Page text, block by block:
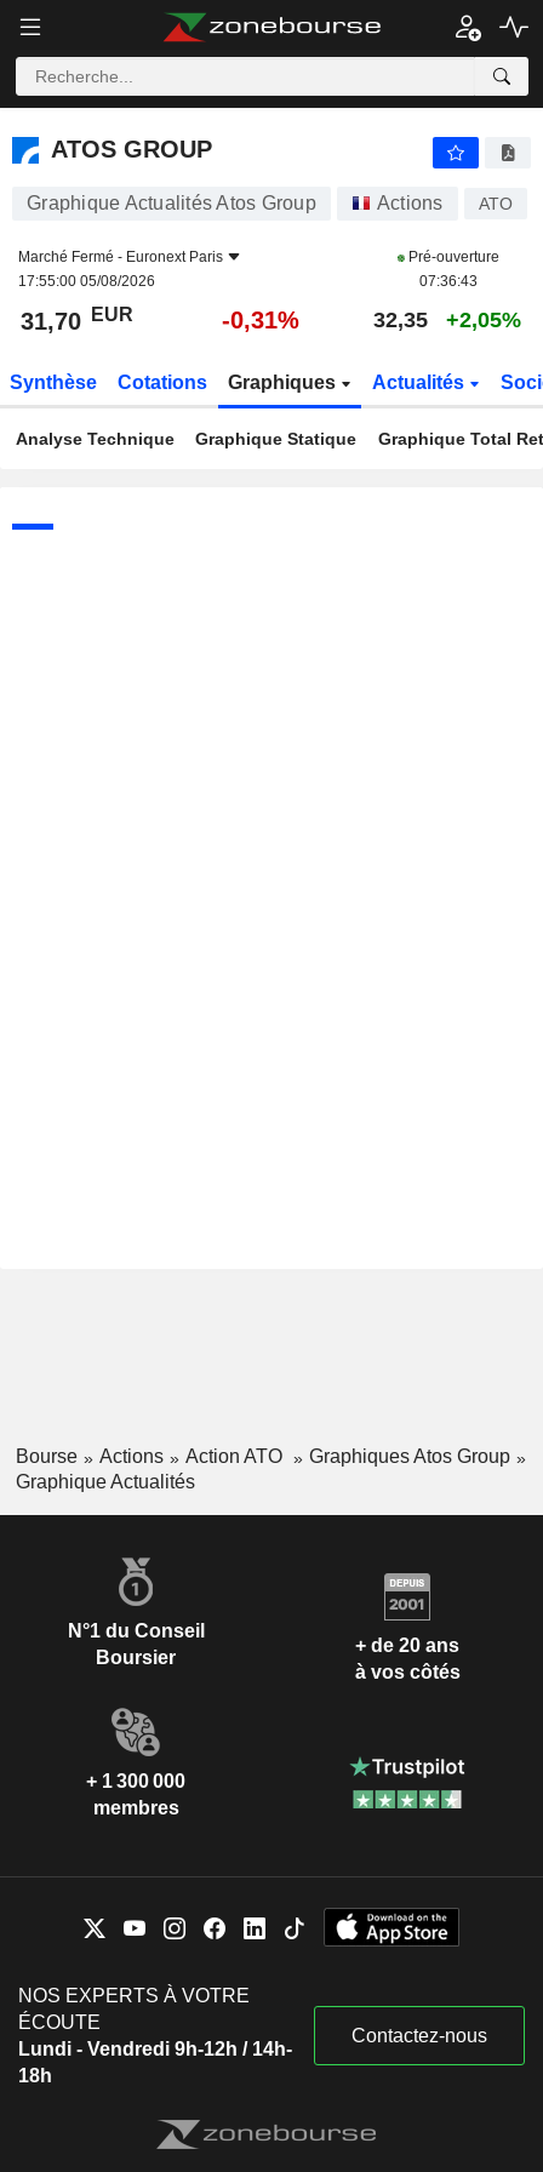
ATOS GROUP
ATOS GROUP
Graphique Actualités Atos Group Actions ATO
Marché Fermé - Euronext Paris
17:55:00 05/08/2026
Pré-ouverture
07:36:43
31,70 EUR -0,31% 32,35 +2,05%
Synthèse Cotations Graphiques Actualités
Analyse Technique Graphique Statique Graphique Total
Bourse Actions Action ATO
Graphiques Atos Group
Graphique Actualités
N°1 du Conseil
Boursier
+ de 20 ans
à vos côtés
+ 1 300 000
membres
NOS EXPERTS À VOTRE
ÉCOUTE
Lundi - Vendredi 9h-12h / 14h-
18h
Contactez-nous